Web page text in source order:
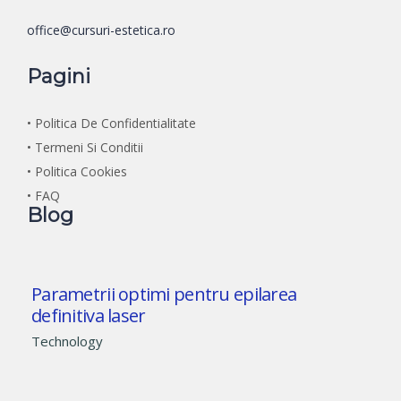
office@cursuri-estetica.ro
Pagini
• Politica De Confidentialitate
• Termeni Si Conditii
• Politica Cookies
• FAQ
Blog
Parametrii optimi pentru epilarea
definitiva laser
Technology